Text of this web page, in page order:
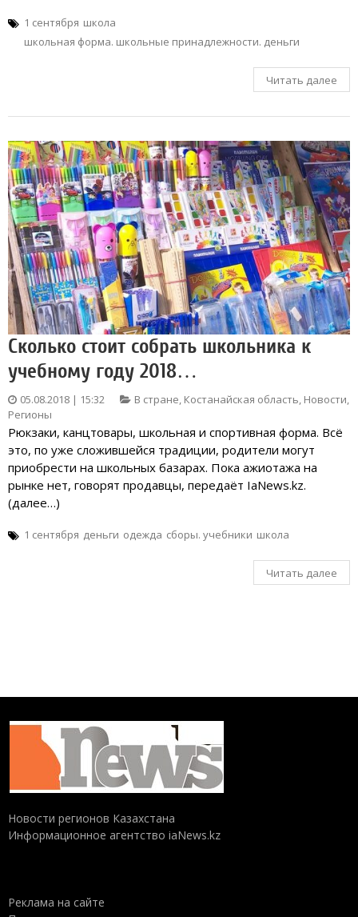
1 сентября школа
школьная форма. школьные принадлежности. деньги
Читать далее
Сколько стоит собрать школьника к
учебному году 2018…
05.08.2018 | 15:32 В стране Костанайская область Новости
Регионы
Рюкзаки, канцтовары, школьная и спортивная форма. Всё
это, по уже сложившейся традиции, родители могут
приобрести на школьных базарах. Пока ажиотажа на
рынке нет, говорят продавцы, передаёт IaNews.kz.
(далее…)
1 сентября деньги одежда сборы. учебники школа
Читать далее
Новости регионов Казахстана
Информационное агентство iaNews.kz
Реклама на сайте